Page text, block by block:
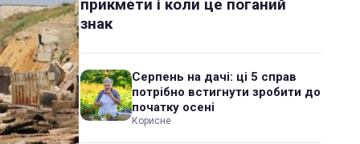
прикмети і коли це поганий
знак
Серпень на дачі: ці 5 справ
потрібно встигнути зробити до
початку осені
Корисне